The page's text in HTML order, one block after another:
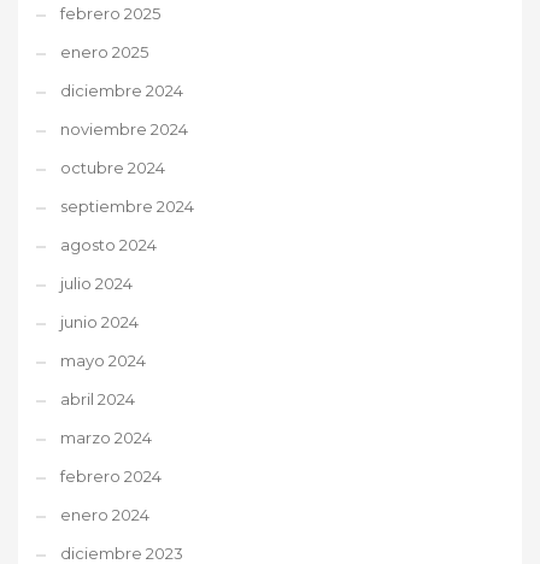
febrero 2025
enero 2025
diciembre 2024
noviembre 2024
octubre 2024
septiembre 2024
agosto 2024
julio 2024
junio 2024
mayo 2024
abril 2024
marzo 2024
febrero 2024
enero 2024
diciembre 2023